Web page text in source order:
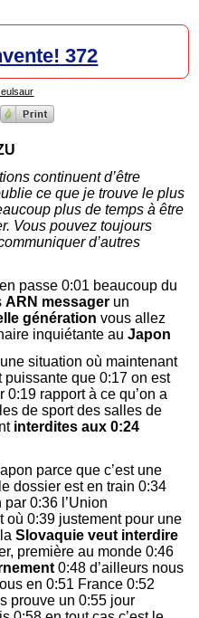
372
continuent d’être
ce que je trouve le plus
plus de temps à être
Vous pouvez toujours
d’autres
passe 0:01 beaucoup du
ARN messager un
génération vous allez
inquiétante auJapon
situation où maintenant
puissante que 0:17 on est
rapport à ce qu’on a
de sport des salles de
interdites aux 0:24
parce que c’est une
dossier est en train 0:34
par 0:36 l’Union
où 0:39 justement pour une
laSlovaquie veut interdire
première au monde 0:46
0:48 d’ailleurs nous
en 0:51 France 0:52
prouve un 0:55 jour